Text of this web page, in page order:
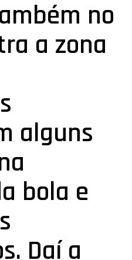
no
a zona
alguns
bola e
Daí a